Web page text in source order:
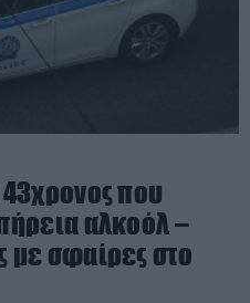
που
αλκοόλ –
με σφαίρες στο